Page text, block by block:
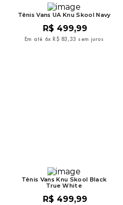
Tênis Vans UA Knu Skool Navy
R$ 499,99
Em até 6x R$ 83 ,33 sem juros
Tênis Vans Knu Skool Black
True White
R$ 499,99